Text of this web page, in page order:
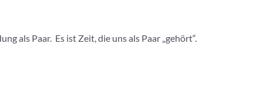
als Paar. Es ist Zeit, die uns als Paar „gehört“.